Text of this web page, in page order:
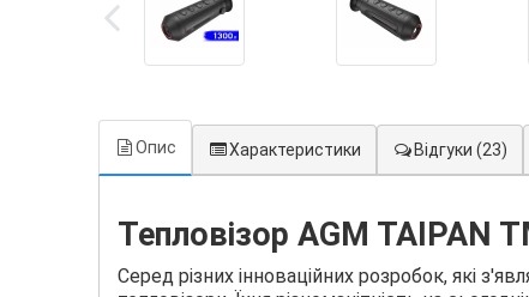
Опис Характеристики Відгуки (23)
Тепловізор AGM TAIPAN
Серед різних інноваційних розробок, які